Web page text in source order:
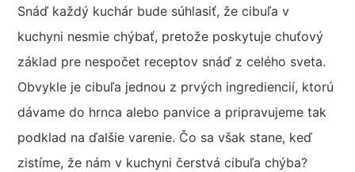
Snáď každý kuchár bude súhlasiť, že cibuľa v
kuchyni nesmie chýbať, pretože poskytuje chuťový
základ pre nespočet receptov snáď z celého sveta.
Obvykle je cibuľa jednou z prvých ingrediencií, ktorú
dávame do hrnca alebo panvice a pripravujeme tak
podklad na ďalšie varenie. Čo sa však stane, keď
zistíme, že nám v kuchyni čerstvá cibuľa chýba?